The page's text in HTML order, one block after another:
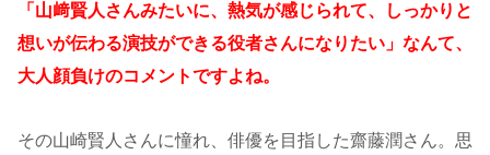
「山﨑賢人さんみたいに、熱気が感じられて、しっかりと
想いが伝わる演技ができる役者さんになりたい」なんて、
大人顔負けのコメントですよね。
その山崎賢人さんに憧れ、俳優を目指した齋藤潤さん。思